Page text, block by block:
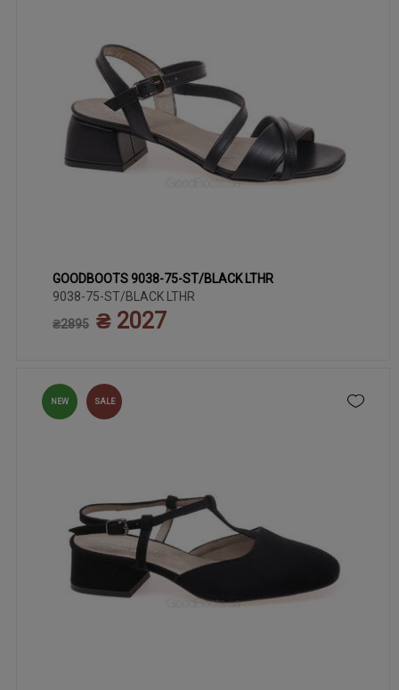
37 38 39 40 41
GOODBOOTS 9038-75-ST/BLACK LTHR
9038-75-ST/BLACK LTHR
₴2895 ₴ 2027
NEW SALE